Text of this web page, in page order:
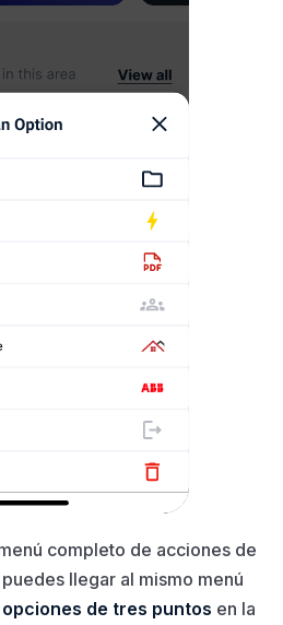
completo de acciones de
llegar al mismo menú
de tres puntos en la